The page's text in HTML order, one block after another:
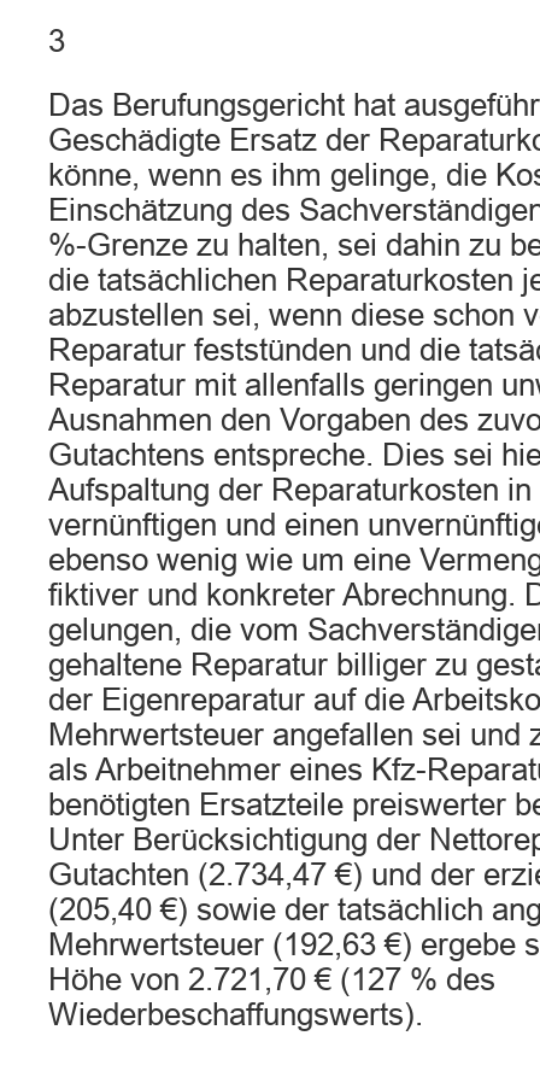
3
Das Berufungsgericht hat
Geschädigte Ersatz der
könne, wenn es ihm gelinge, die
Einschätzung des
%-Grenze zu halten, sei dahin zu
die tatsächlichen Reparaturkosten
abzustellen sei, wenn diese schon
Reparatur feststünden und die
Reparatur mit allenfalls geringen
Ausnahmen den Vorgaben des
Gutachtens entspreche. Dies sei
Aufspaltung der Reparaturkosten
vernünftigen und einen
ebenso wenig wie um eine
fiktiver und konkreter Abrechnung.
gelungen, die vom
gehaltene Reparatur billiger zu
der Eigenreparatur auf die
Mehrwertsteuer angefallen sei und
als Arbeitnehmer eines Kfz-
benötigten Ersatzteile preiswerter
Unter Berücksichtigung der
Gutachten (2.734,47 €) und der
(205,40 €) sowie der tatsächlich
Mehrwertsteuer (192,63 €) ergebe
Höhe von 2.721,70 € (127 % des
Wiederbeschaffungswerts).